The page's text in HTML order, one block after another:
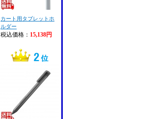
カート用タブレットホ
ルダー
税込価格： 15,138円